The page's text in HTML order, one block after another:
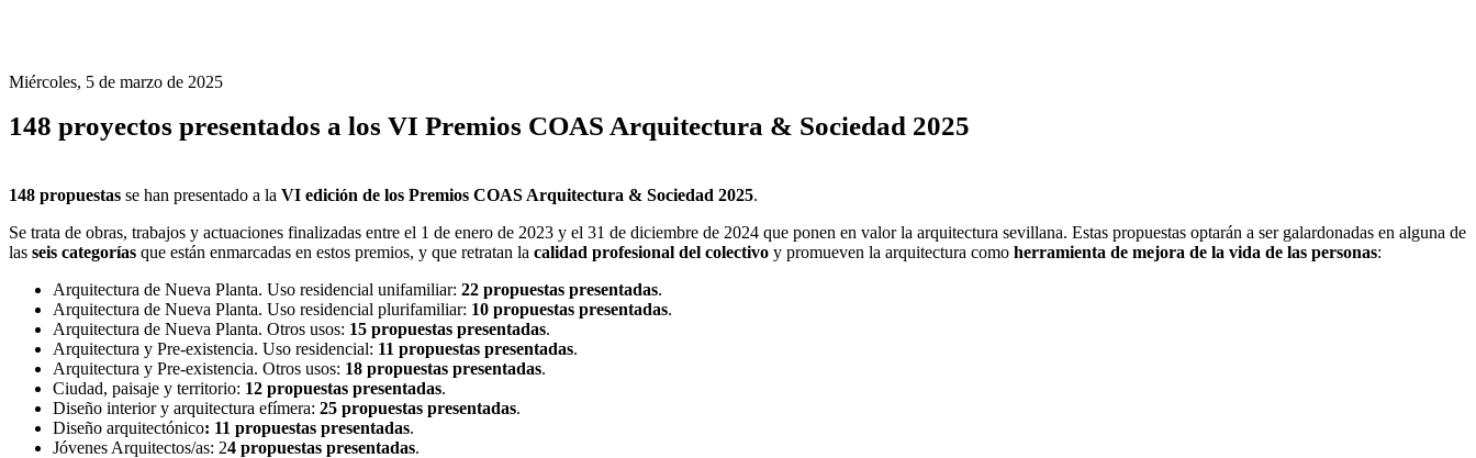
Miércoles, 5 de marzo de 2025
148 proyectos presentados a los VI Premios COAS Arquitectura & Sociedad 2025
148 propuestas se han presentado a la VI edición de los Premios COAS Arquitectura & Sociedad 2025.
Se trata de obras, trabajos y actuaciones finalizadas entre el 1 de enero de 2023 y el 31 de diciembre de 2024 que ponen en valor la arquitectura sevillana. Estas propuestas optarán a ser galardonadas en alguna de
las seis categorías que están enmarcadas en estos premios, y que retratan la calidad profesional del colectivo y promueven la arquitectura como herramienta de mejora de la vida de las personas:
Arquitectura de Nueva Planta. Uso residencial unifamiliar: 22 propuestas presentadas.
Arquitectura de Nueva Planta. Uso residencial plurifamiliar: 10 propuestas presentadas.
Arquitectura de Nueva Planta. Otros usos: 15 propuestas presentadas.
Arquitectura y Pre-existencia. Uso residencial: 11 propuestas presentadas.
Arquitectura y Pre-existencia. Otros usos: 18 propuestas presentadas.
Ciudad, paisaje y territorio: 12 propuestas presentadas.
Diseño interior y arquitectura efímera: 25 propuestas presentadas.
Diseño arquitectónico: 11 propuestas presentadas.
Jóvenes Arquitectos/as: 24 propuestas presentadas.